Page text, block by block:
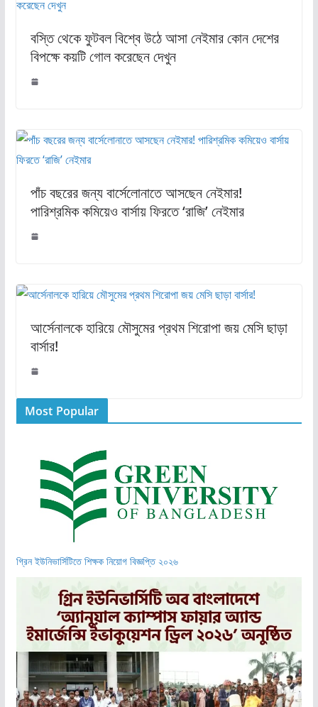
বস্তি থেকে ফুটবল বিশ্বে উঠে আসা নেইমার কোন দেশের
বিপক্ষে কয়টি গোল করেছেন দেখুন
পাঁচ বছরের জন্য বার্সেলোনাতে আসছেন নেইমার!
পারিশ্রমিক কমিয়েও বার্সায় ফিরতে ‘রাজি’ নেইমার
আর্সেনালকে হারিয়ে মৌসুমের প্রথম শিরোপা জয় মেসি ছাড়া
বার্সার!
Most Popular
গ্রিন ইউনিভার্সিটিতে শিক্ষক নিয়োগ বিজ্ঞপ্তি ২০২৬